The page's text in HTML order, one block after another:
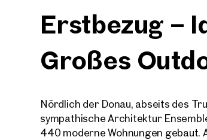
Erstbezug –
Großes
Nördlich der Donau, abseits des
sympathische Architektur
440 moderne Wohnungen gebaut.